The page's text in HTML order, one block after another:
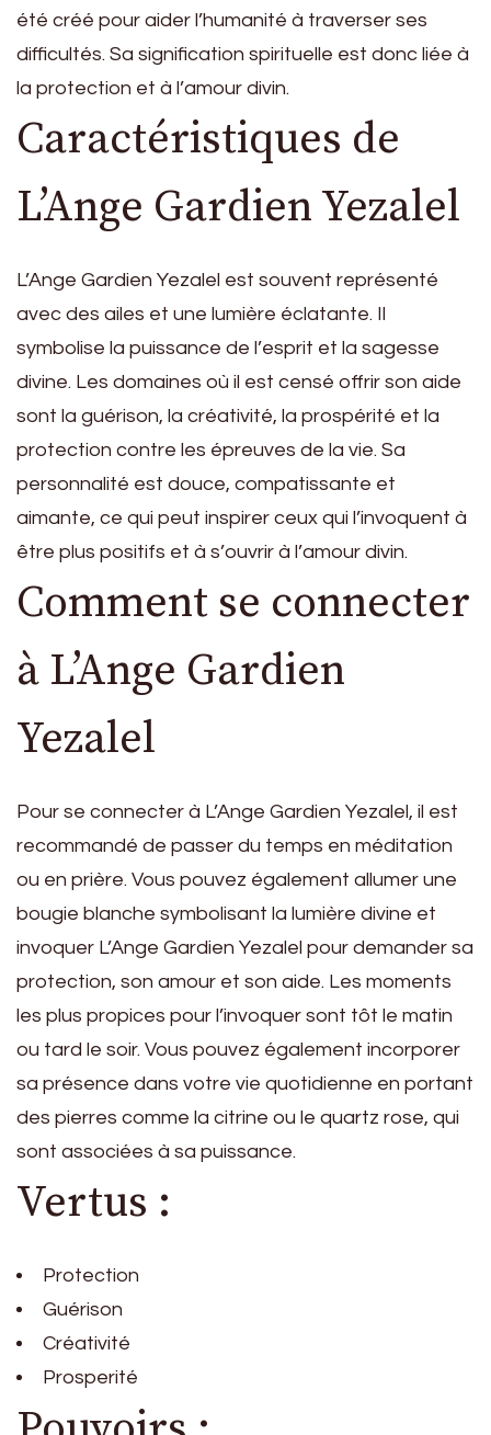
été créé pour aider l’humanité à traverser ses
difficultés. Sa signification spirituelle est donc liée à
la protection et à l’amour divin.
Caractéristiques de
L’Ange Gardien Yezalel
L’Ange Gardien Yezalel est souvent représenté
avec des ailes et une lumière éclatante. Il
symbolise la puissance de l’esprit et la sagesse
divine. Les domaines où il est censé offrir son aide
sont la guérison, la créativité, la prospérité et la
protection contre les épreuves de la vie. Sa
personnalité est douce, compatissante et
aimante, ce qui peut inspirer ceux qui l’invoquent à
être plus positifs et à s’ouvrir à l’amour divin.
Comment se connecter
à L’Ange Gardien
Yezalel
Pour se connecter à L’Ange Gardien Yezalel, il est
recommandé de passer du temps en méditation
ou en prière. Vous pouvez également allumer une
bougie blanche symbolisant la lumière divine et
invoquer L’Ange Gardien Yezalel pour demander sa
protection, son amour et son aide. Les moments
les plus propices pour l’invoquer sont tôt le matin
ou tard le soir. Vous pouvez également incorporer
sa présence dans votre vie quotidienne en portant
des pierres comme la citrine ou le quartz rose, qui
sont associées à sa puissance.
Vertus :
Protection
Guérison
Créativité
Prosperité